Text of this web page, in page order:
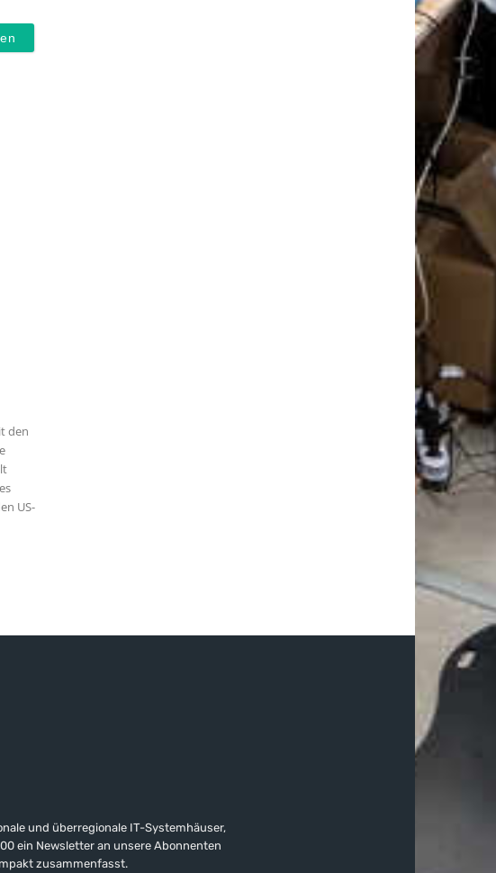
den
US-
und überregionale IT-Systemhäuser,
ein Newsletter an unsere Abonnenten
zusammenfasst.